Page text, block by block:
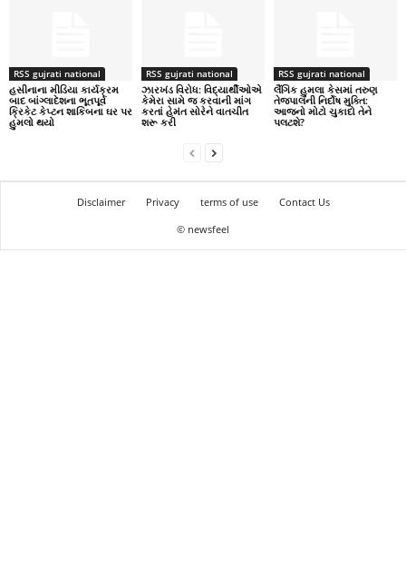
RSS gujrati national
હસીનાના મીડિયા કાર્યક્રમ
બાદ બાંગ્લાદેશના ભૂતપૂર્વ
ક્રિકેટ કેપ્ટન શાકિબના ઘર પર
હુમલો થયો
RSS gujrati national
ઝારખંડ વિરોધ: વિદ્યાર્થીઓએ
કેમેરા સામે જ કરવાની માંગ
કરતાં હેમંત સોરેને વાતચીત
શરૂ કરી
RSS gujrati national
લૈંગિક હુમલા કેસમાં તરુણ
તેજપાલની નિર્દોષ મુક્તિ:
આજનો મોટો ચુકાદો તેને
પલટશે?
Disclaimer Privacy terms of use
Contact Us
© newsfeel